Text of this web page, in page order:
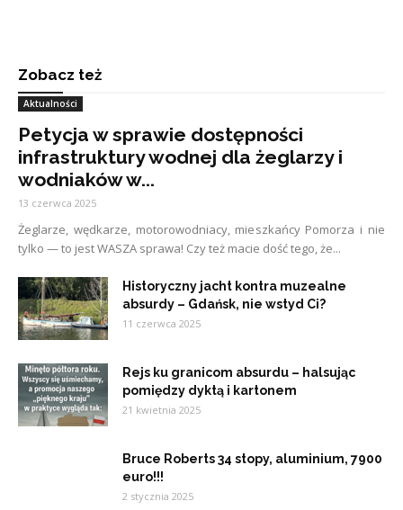
Zobacz też
Aktualności
Petycja w sprawie dostępności
infrastruktury wodnej dla żeglarzy i
wodniaków w...
13 czerwca 2025
Żeglarze, wędkarze, motorowodniacy, mieszkańcy Pomorza i nie
tylko — to jest WASZA sprawa! Czy też macie dość tego, że...
Historyczny jacht kontra muzealne
absurdy – Gdańsk, nie wstyd Ci?
11 czerwca 2025
Rejs ku granicom absurdu – halsując
pomiędzy dyktą i kartonem
21 kwietnia 2025
Bruce Roberts 34 stopy, aluminium, 7900
euro!!!
2 stycznia 2025